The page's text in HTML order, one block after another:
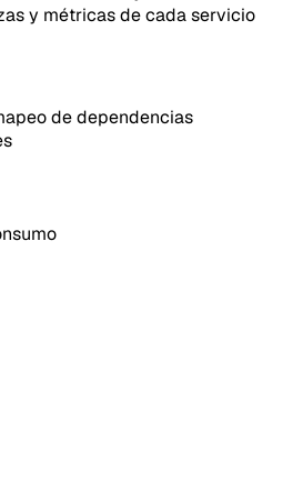
y métricas de cada servicio
de dependencias